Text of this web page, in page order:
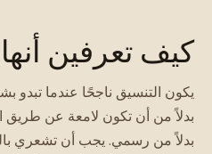
كيف تعرفين
يكون التنسيق ناجحًا عندما
بدلاً من أن تكون لامعة عن طريق
بدلاً من رسمي. يجب أن تشعري